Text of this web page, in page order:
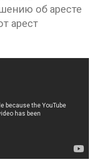
об аресте
арест